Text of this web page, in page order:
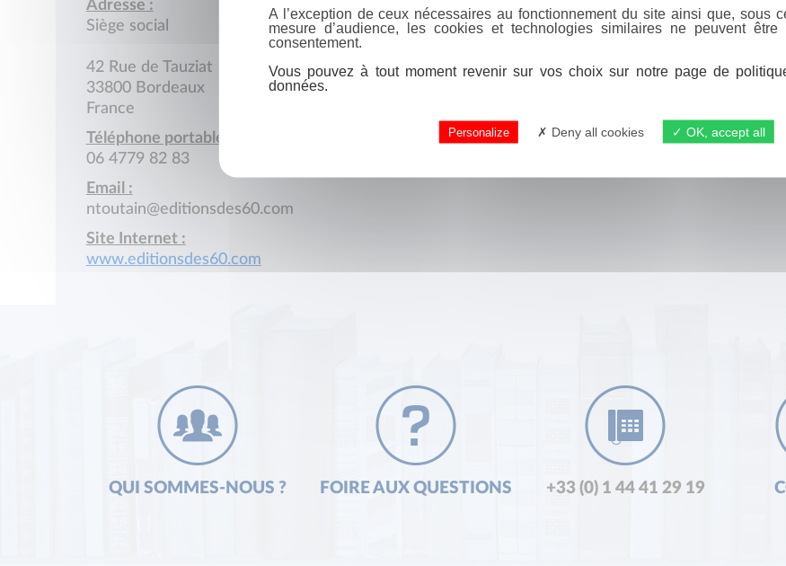
Adresse :
Siège social
42 Rue de Tauziat
33800 Bordeaux
France
Téléphone portable :
06 4779 82 83
Email :
ntoutain@editionsdes60.com
Site Internet :
www.editionsdes60.com
QUI SOMMES-NOUS ? FOIRE AUX QUESTIONS +33 (0) 1 44 41 29 19
A l’exception de ceux nécessaires au fonctionnement du site ainsi que, sous
mesure d’audience, les cookies et technologies similaires ne peuvent être
consentement.
Vous pouvez à tout moment revenir sur vos choix sur notre page de
données.
Personalize Deny all cookies OK, accept all